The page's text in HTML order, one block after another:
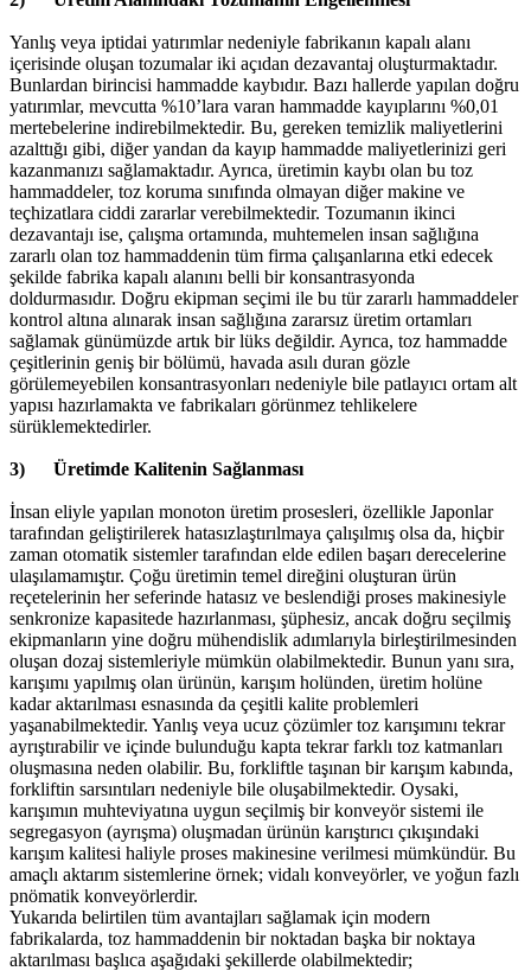
Yanlış veya iptidai yatırımlar nedeniyle fabrikanın kapalı alanı
içerisinde oluşan tozumalar iki açıdan dezavantaj oluşturmaktadır.
Bunlardan birincisi hammadde kaybıdır. Bazı hallerde yapılan doğru
yatırımlar, mevcutta %10’lara varan hammadde kayıplarını %0,01
mertebelerine indirebilmektedir. Bu, gereken temizlik maliyetlerini
azalttığı gibi, diğer yandan da kayıp hammadde maliyetlerinizi geri
kazanmanızı sağlamaktadır. Ayrıca, üretimin kaybı olan bu toz
hammaddeler, toz koruma sınıfında olmayan diğer makine ve
teçhizatlara ciddi zararlar verebilmektedir. Tozumanın ikinci
dezavantajı ise, çalışma ortamında, muhtemelen insan sağlığına
zararlı olan toz hammaddenin tüm firma çalışanlarına etki edecek
şekilde fabrika kapalı alanını belli bir konsantrasyonda
doldurmasıdır. Doğru ekipman seçimi ile bu tür zararlı hammaddeler
kontrol altına alınarak insan sağlığına zararsız üretim ortamları
sağlamak günümüzde artık bir lüks değildir. Ayrıca, toz hammadde
çeşitlerinin geniş bir bölümü, havada asılı duran gözle
görülemeyebilen konsantrasyonları nedeniyle bile patlayıcı ortam alt
yapısı hazırlamakta ve fabrikaları görünmez tehlikelere
sürüklemektedirler.
3) Üretimde Kalitenin Sağlanması
İnsan eliyle yapılan monoton üretim prosesleri, özellikle Japonlar
tarafından geliştirilerek hatasızlaştırılmaya çalışılmış olsa da, hiçbir
zaman otomatik sistemler tarafından elde edilen başarı derecelerine
ulaşılamamıştır. Çoğu üretimin temel direğini oluşturan ürün
reçetelerinin her seferinde hatasız ve beslendiği proses makinesiyle
senkronize kapasitede hazırlanması, şüphesiz, ancak doğru seçilmiş
ekipmanların yine doğru mühendislik adımlarıyla birleştirilmesinden
oluşan dozaj sistemleriyle mümkün olabilmektedir. Bunun yanı sıra,
karışımı yapılmış olan ürünün, karışım holünden, üretim holüne
kadar aktarılması esnasında da çeşitli kalite problemleri
yaşanabilmektedir. Yanlış veya ucuz çözümler toz karışımını tekrar
ayrıştırabilir ve içinde bulunduğu kapta tekrar farklı toz katmanları
oluşmasına neden olabilir. Bu, forkliftle taşınan bir karışım kabında,
forkliftin sarsıntıları nedeniyle bile oluşabilmektedir. Oysaki,
karışımın muhteviyatına uygun seçilmiş bir konveyör sistemi ile
segregasyon (ayrışma) oluşmadan ürünün karıştırıcı çıkışındaki
karışım kalitesi haliyle proses makinesine verilmesi mümkündür. Bu
amaçlı aktarım sistemlerine örnek; vidalı konveyörler, ve yoğun fazlı
pnömatik konveyörlerdir.
Yukarıda belirtilen tüm avantajları sağlamak için modern
fabrikalarda, toz hammaddenin bir noktadan başka bir noktaya
aktarılması başlıca aşağıdaki şekillerde olabilmektedir;